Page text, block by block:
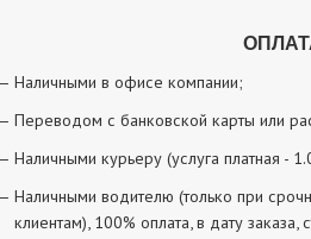
Наличными в офисе компании;
Переводом с банковской карты или
Наличными курьеру (услуга платная -
Наличными водителю (только при
клиентам), 100% оплата, в дату